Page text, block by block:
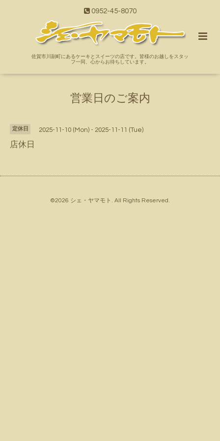
0952-45-8070
佐賀市川副町にあるケーキとスイーツの店です。皆様のお越しをスタッ
フ一同、心からお待ちしています。
営業日のご案内
定休日 2025-11-10 (Mon) - 2025-11-11 (Tue)
店休日
©2026 シェ・ヤマモト . All Rights Reserved.